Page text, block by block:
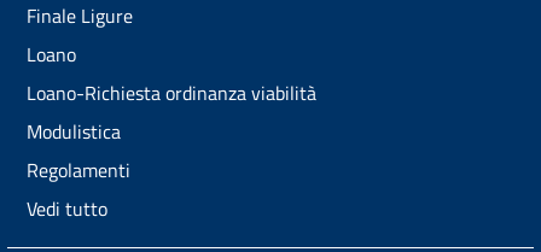
Finale Ligure
Loano
Loano-Richiesta ordinanza viabilità
Modulistica
Regolamenti
Vedi tutto